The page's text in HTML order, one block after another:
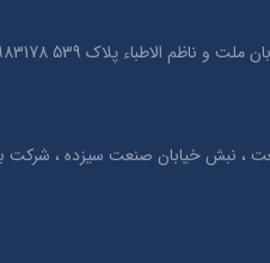
، نبش خیابان صنعت سیزده ، شرکت بین